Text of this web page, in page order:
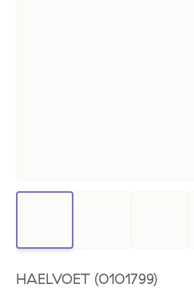
HAELVOET (0101799)